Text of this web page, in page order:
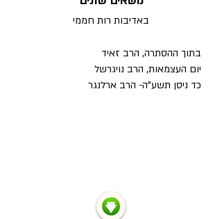
באדיבות רות חממי
בתוך ההסתרה, הרב זאיד
יום העצמאות, הרב נויגרשל
כד ניסן תשע"ה- הרב ארלנגר